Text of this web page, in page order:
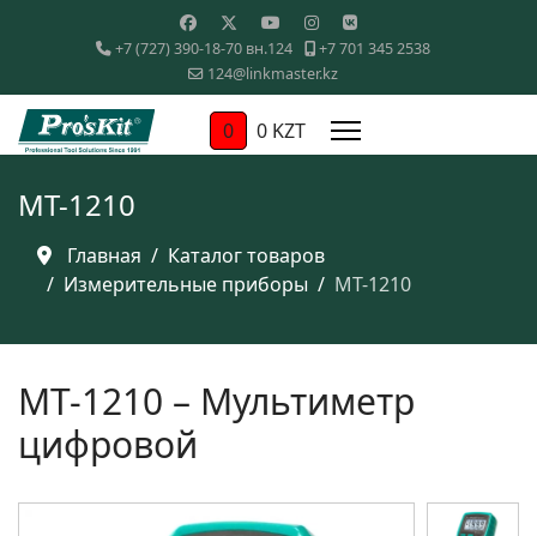
+7 (727) 390-18-70 вн.124
+7 701 345 2538
124@linkmaster.kz
0 0 KZT
MT-1210
Главная
Каталог товаров
Измерительные приборы
MT-1210
MT-1210 – Мультиметр
цифровой